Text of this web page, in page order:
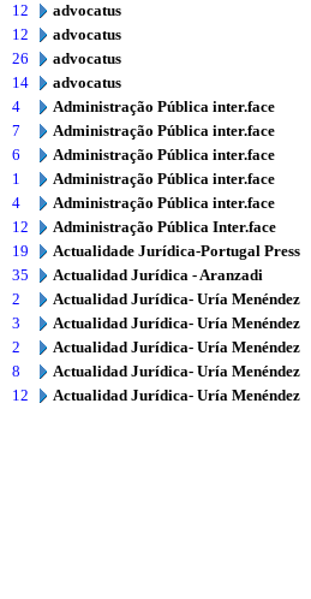
12
advocatus
12
advocatus
26
advocatus
14
advocatus
4
Administração Pública inter.face
7
Administração Pública inter.face
6
Administração Pública inter.face
1
Administração Pública inter.face
4
Administração Pública inter.face
12
Administração Pública Inter.face
19
Actualidade Jurídica-Portugal Press
35
Actualidad Jurídica - Aranzadi
2
Actualidad Jurídica- Uría Menéndez
3
Actualidad Jurídica- Uría Menéndez
2
Actualidad Jurídica- Uría Menéndez
8
Actualidad Jurídica- Uría Menéndez
12
Actualidad Jurídica- Uría Menéndez